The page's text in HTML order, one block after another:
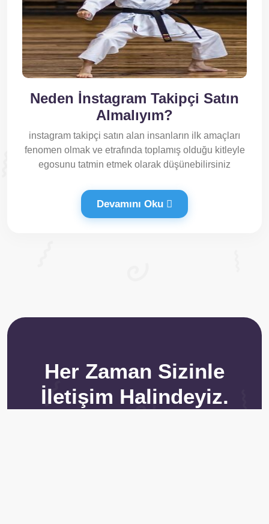
Neden İnstagram Takipçi Satın
Almalıyım?
instagram takipçi satın alan insanların ilk amaçları
fenomen olmak ve etrafında toplamış olduğu kitleyle
egosunu tatmin etmek olarak düşünebilirsiniz
Devamını Oku
Her Zaman Sizinle
İletişim Halindeyiz.